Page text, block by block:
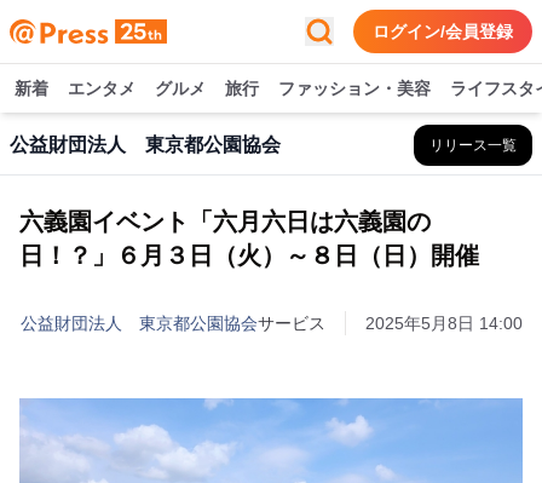
ログイン/会員登録
新着 エンタメ グルメ 旅行 ファッション・美容 ライフスタ
公益財団法人 東京都公園協会 リリース一覧
六義園イベント「六月六日は六義園の
日！？」６月３日（火）～８日（日）開催
公益財団法人 東京都公園協会サービス 2025年5月8日 14:00